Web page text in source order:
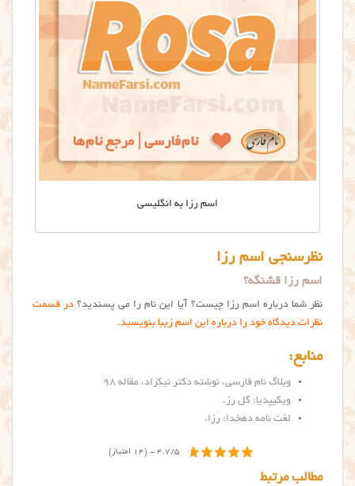
اسم رزا به انگلیسی
نظرسنجی اسم رزا
اسم رزا قشنگه؟
نظر شما درباره اسم رزا چیست؟ آیا این نام را می پسندید؟ در قسمت
نظرات دیدگاه خود را درباره این اسم زیبا بنویسید.
منابع:
وبلاگ نام فارسی، نوشته دکتر نیکزاد، مقاله ۹۸
ویکیپدیا: گل رز .
لغت نامه دهخدا: رَزا.
4.7/5 - (14 امتیاز)
مطالب مرتبط